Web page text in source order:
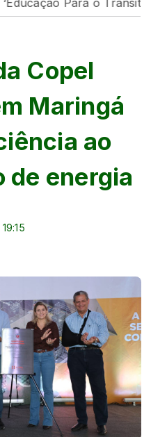
Copel
Maringá
ao
energia